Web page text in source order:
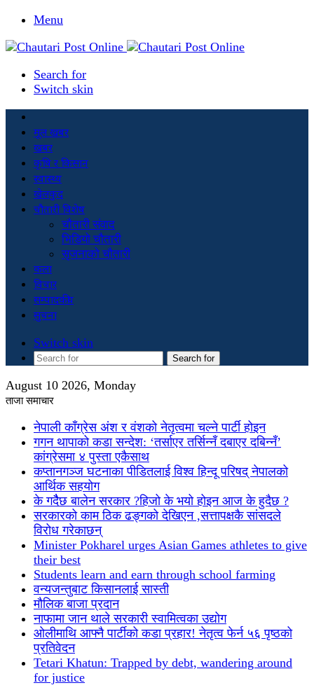
Menu
Search for
Switch skin
मूल खबर
खबर
कृषि र किसान
स्वास्थ्य
खेलकुद
चौतारी विशेष
चौतारी संवाद
भिडियो चौतारी
सृजनाको चौतारी
कला
विचार
सम्पादकीय
सुचना
Switch skin
Search for
August 10 2026, Monday
ताजा समाचार
नेपाली काँग्रेस अंश र वंशको नेतृत्वमा चल्ने पार्टी होइन
गगन थापाको कडा सन्देश: ‘तर्साएर तर्सिन्नँ दबाएर दबिन्नँ’
कांग्रेसमा ४ पुस्ता एकैसाथ
कप्तानगञ्ज घटनाका पीडितलाई विश्व हिन्दू परिषद् नेपालको
आर्थिक सहयोग
के गदैैछ बालेन सरकार ?हिजो के भयो होइन आज के हुदैछ ?
सरकारको काम ठिक ढङ्गको देखिएन ,सत्तापक्षकै सांसदले
विरोध गरेकाछन्
Minister Pokharel urges Asian Games athletes to give
their best
Students learn and earn through school farming
वन्यजन्तुबाट किसानलाई सास्ती
मौलिक बाजा प्रदान
नाफामा जान थाले सरकारी स्वामित्वका उद्योग
ओलीमाथि आफ्नै पार्टीको कडा प्रहार! नेतृत्व फेर्न ५६ पृष्ठको
प्रतिवेदन
Tetari Khatun: Trapped by debt, wandering around
for justice